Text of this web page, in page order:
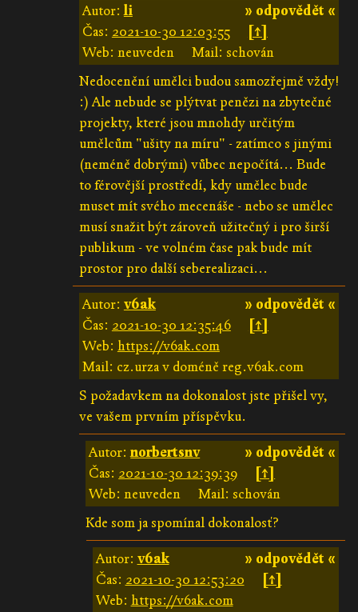
» odpovědět «
Autor:li
Čas: 2021-10-30 12:03:55
[↑]
Web: neuveden
Mail: schován
Nedocenění umělci budou samozřejmě vždy!
:) Ale nebude se plýtvat penězi na zbytečné
projekty, které jsou mnohdy určitým
umělcům "ušity na míru" - zatímco s jinými
(neméně dobrými) vůbec nepočítá... Bude
to férovější prostředí, kdy umělec bude
muset mít svého mecenáše - nebo se umělec
musí snažit být zároveň užitečný i pro širší
publikum - ve volném čase pak bude mít
prostor pro další seberealizaci...
» odpovědět «
Autor: v6ak
Čas: 2021-10-30 12:35:46
[↑]
Web: https://v6ak.com
Mail: cz.urza v doméně reg.v6ak.com
S požadavkem na dokonalost jste přišel vy,
ve vašem prvním příspěvku.
» odpovědět «
Autor:norbertsnv
Čas: 2021-10-30 12:39:39
[↑]
Web: neuveden
Mail: schován
Kde som ja spomínal dokonalosť?
» odpovědět «
Autor: v6ak
Čas: 2021-10-30 12:53:20
[↑]
Web: https://v6ak.com